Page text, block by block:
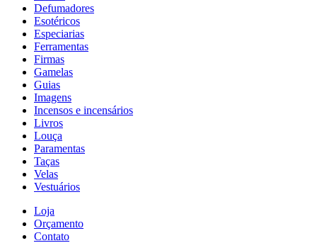
Defumadores
Esotéricos
Especiarias
Ferramentas
Firmas
Gamelas
Guias
Imagens
Incensos e incensários
Livros
Louça
Paramentas
Taças
Velas
Vestuários
Loja
Orçamento
Contato